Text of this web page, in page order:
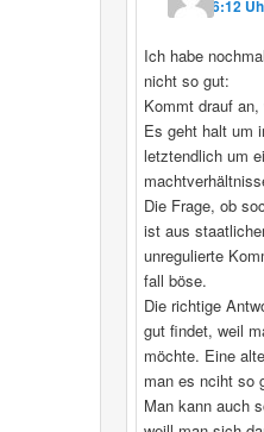
16:12
Ich habe
nicht so gut:
Kommt drauf
Es geht halt um
letztendlich um
Die Frage, ob
ist aus
unregulierte
fall böse.
Die richtige
gut findet, weil
möchte. Eine
man es nciht so
Man kann auch